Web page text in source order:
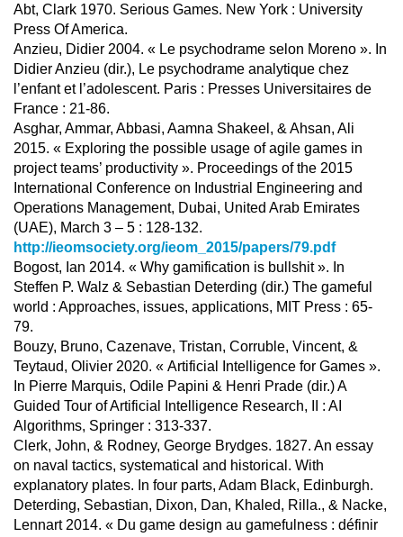
Abt, Clark 1970. Serious Games. New York : University
Press Of America.
Anzieu, Didier 2004. « Le psychodrame selon Moreno ». In
Didier Anzieu (dir.), Le psychodrame analytique chez
l’enfant et l’adolescent. Paris : Presses Universitaires de
France : 21-86.
Asghar, Ammar, Abbasi, Aamna Shakeel, & Ahsan, Ali
2015. « Exploring the possible usage of agile games in
project teams’ productivity ». Proceedings of the 2015
International Conference on Industrial Engineering and
Operations Management, Dubai, United Arab Emirates
(UAE), March 3 – 5 : 128-132.
http://ieomsociety.org/ieom_2015/papers/79.pdf
Bogost, Ian 2014. « Why gamification is bullshit ». In
Steffen P. Walz & Sebastian Deterding (dir.) The gameful
world : Approaches, issues, applications, MIT Press : 65-
79.
Bouzy, Bruno, Cazenave, Tristan, Corruble, Vincent, &
Teytaud, Olivier 2020. « Artificial Intelligence for Games ».
In Pierre Marquis, Odile Papini & Henri Prade (dir.) A
Guided Tour of Artificial Intelligence Research, II : AI
Algorithms, Springer : 313-337.
Clerk, John, & Rodney, George Brydges. 1827. An essay
on naval tactics, systematical and historical. With
explanatory plates. In four parts, Adam Black, Edinburgh.
Deterding, Sebastian, Dixon, Dan, Khaled, Rilla., & Nacke,
Lennart 2014. « Du game design au gamefulness : définir